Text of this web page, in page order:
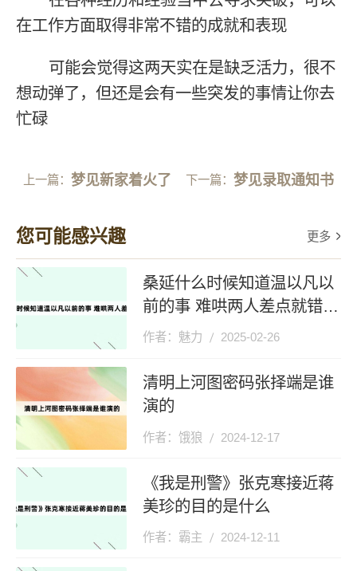
在工作方面取得非常不错的成就和表现
可能会觉得这两天实在是缺乏活力，很不
想动弹了，但还是会有一些突发的事情让你去
忙碌
上一篇：梦见新家着火了 下一篇： 梦见录取通知书
您可能感兴趣 更多
桑延什么时候知道温以凡以
前的事 难哄两人差点就错过
了
作者：魅力 2025-02-26
清明上河图密码张择端是谁
演的
作者：饿狼 2024-12-17
《我是刑警》张克寒接近蒋
美珍的目的是什么
作者：霸主 2024-12-11